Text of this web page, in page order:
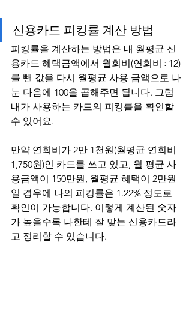
신용카드 피킹률 계산 방법
피킹률을 계산하는 방법은 내 월평균 신
용카드 혜택금액에서 월회비(연회비÷12)
를 뺀 값을 다시 월평균 사용 금액으로 나
눈 다음에 100을 곱해주면 됩니다. 그럼
내가 사용하는 카드의 피킹률을 확인할
수 있어요.
만약 연회비가 2만 1천원(월평균 연회비
1,750원)인 카드를 쓰고 있고, 월 평균 사
용금액이 150만원, 월평균 혜택이 2만원
일 경우에 나의 피킹률은 1.22% 정도로
확인이 가능합니다. 이렇게 계산된 숫자
가 높을수록 나한테 잘 맞는 신용카드라
고 정리할 수 있습니다.